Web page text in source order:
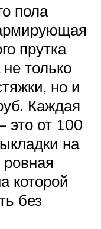
пола
прутка
только
но и
Каждая
это от 100
на
которой
без